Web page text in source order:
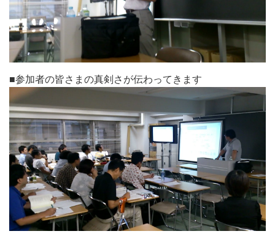
■参加者の皆さまの真剣さが伝わってきます